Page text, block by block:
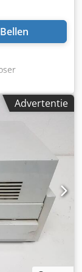
Bellen
via Skype-
- meer
Onmiddellijk
voorraad
Advertentie